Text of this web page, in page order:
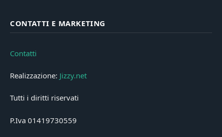
CONTATTI E MARKETING
Contatti
Realizzazione: Jizzy.net
Tutti i diritti riservati
P.Iva 01419730559